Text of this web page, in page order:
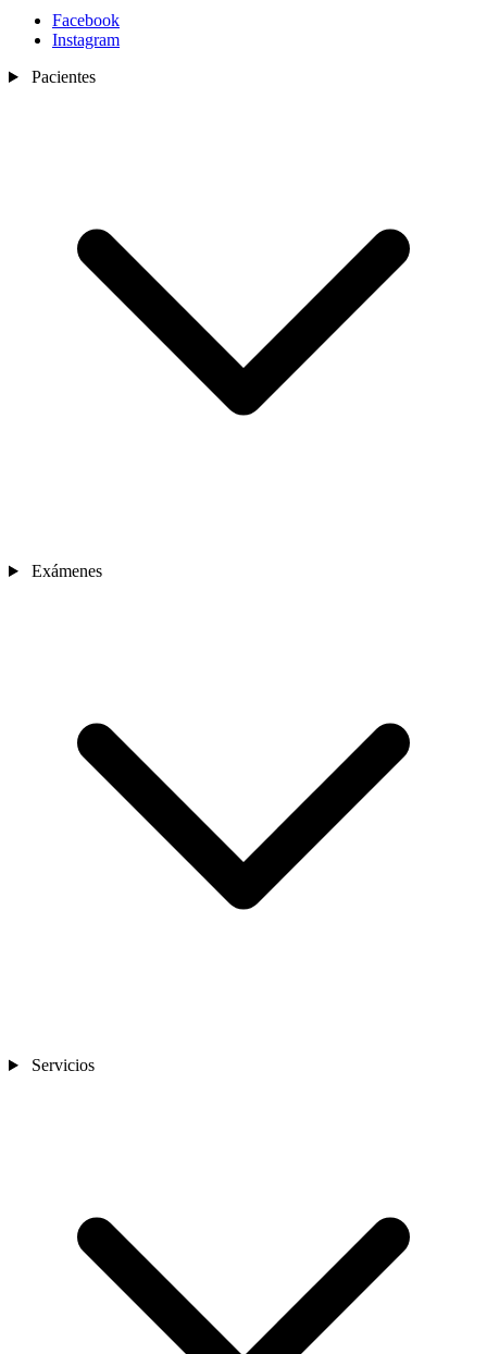
Nosotros
Sedes
Contacto
Facebook
Instagram
Pacientes
Exámenes
Servicios